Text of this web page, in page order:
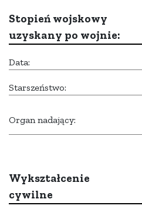
Stopień wojskowy
uzyskany po wojnie:
Data:
Starszeństwo:
Organ nadający:
Wykształcenie
cywilne